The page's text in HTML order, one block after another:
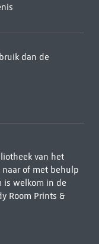
dan de
van het
naar of met behulp
is welkom in de
Room Prints &